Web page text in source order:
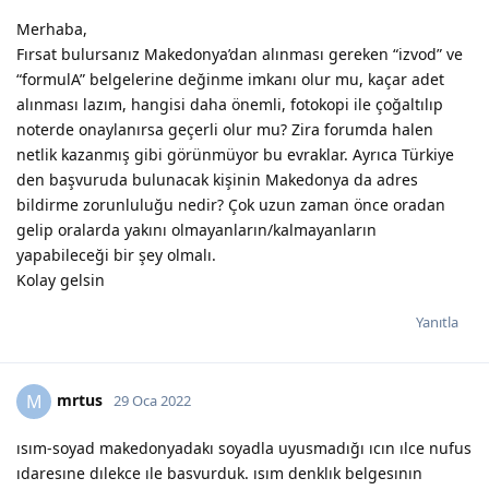
Merhaba,
Fırsat bulursanız Makedonya’dan alınması gereken “izvod” ve
“formulA” belgelerine değinme imkanı olur mu, kaçar adet
alınması lazım, hangisi daha önemli, fotokopi ile çoğaltılıp
noterde onaylanırsa geçerli olur mu? Zira forumda halen
netlik kazanmış gibi görünmüyor bu evraklar. Ayrıca Türkiye
den başvuruda bulunacak kişinin Makedonya da adres
bildirme zorunluluğu nedir? Çok uzun zaman önce oradan
gelip oralarda yakını olmayanların/kalmayanların
yapabileceği bir şey olmalı.
Kolay gelsin
Yanıtla
M mrtus 29 Oca 2022
ısım-soyad makedonyadakı soyadla uyusmadığı ıcın ılce nufus
ıdaresıne dılekce ıle basvurduk. ısım denklık belgesının